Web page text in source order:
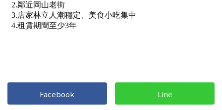
雲林縣
不拘
20坪以下
Facebook Line